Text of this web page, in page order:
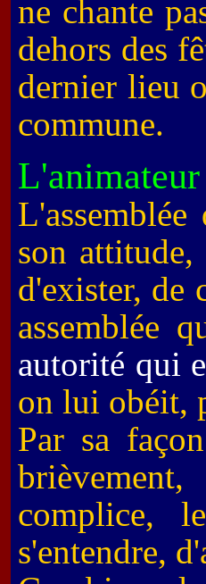
ne chante
dehors des
dernier lieu
commune.
L'animateur
son
d'exister, de
assemblée
autorité qui
on lui obéit,
Par sa
complice,
s'entendre,